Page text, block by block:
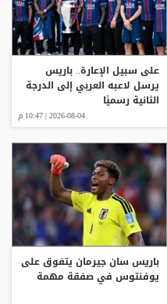
على سبيل الإعارة.. باريس
يرسل لاعبه العربي إلى الدرجة
الثانية رسميًا
2026-08-04 | 10:47 م
باريس سان جيرمان يتفوق على
يوفنتوس في صفقة مهمة